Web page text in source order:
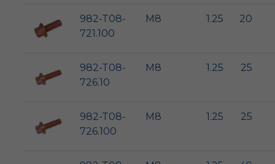
982-T08-
721.100
M8 1.25 20
982-T08-
726.10
M8 1.25 25
982-T08-
726.100
M8 1.25 25